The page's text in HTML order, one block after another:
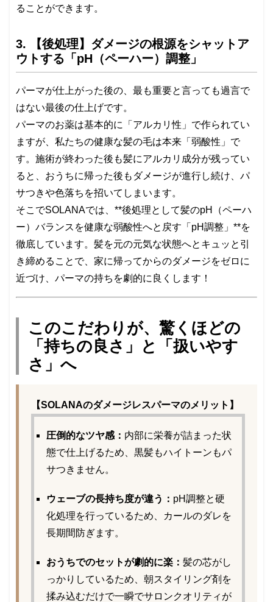
ることができます。
3. 【後処理】ダメージの根源をシャットア
ウトする「pH（ペーハー）調整」
パーマが仕上がった後の、最も重要と言っても過言で
はない最後の仕上げです。
パーマのお薬は基本的に「アルカリ性」で作られてい
ますが、私たちの健康な髪の毛は本来「弱酸性」で
す。施術が終わった後も髪にアルカリ成分が残ってい
ると、おうちに帰った後もダメージが進行し続け、パ
サつきや色落ちを招いてしまいます。
そこでSOLANAでは、**後処理として髪のpH（ペーハ
ー）バランスを健康な弱酸性へと戻す「pH調整」**を
徹底しています。髪を元の元気な状態へとキュッと引
き締めることで、家に帰ってからのダメージをゼロに
近づけ、パーマの持ちを劇的に良くします！
このこだわりが、驚くほどの
「持ちの良さ」と「扱いやす
さ」へ
【SOLANAのダメージレスパーマのメリット】
圧倒的なツヤ感： 内部に栄養が詰まった状
態で仕上げるため、黒髪もハイトーンもパ
サつきません。
ウェーブの長持ち度が違う： pH調整と硬
化処理を行っているため、カールのダレを
長期間防ぎます。
おうちでのセットが劇的に楽：髪の芯がし
っかりしているため、朝スタイリング剤を
揉み込むだけで一瞬でサロンクオリティが